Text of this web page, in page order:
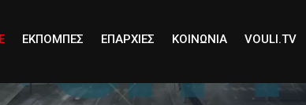
ΕΚΠΟΜΠΕΣ ΕΠΑΡΧΙΕΣ ΚΟΙΝΩΝΙΑ VOULI.TV